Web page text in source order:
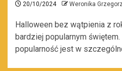
20/10/2024 Weronika
Halloween bez wątpienia z
bardziej popularnym
popularność jest w